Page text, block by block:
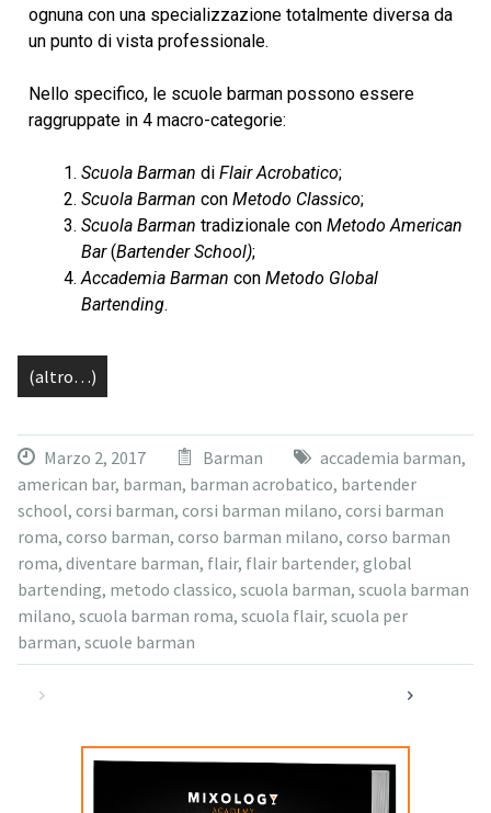
ognuna con una specializzazione totalmente diversa da
un punto di vista professionale.
Nello specifico, le scuole barman possono essere
raggruppate in 4 macro-categorie:
Scuola Barman di Flair Acrobatico;
Scuola Barman con Metodo Classico;
Scuola Barman tradizionale con Metodo American
Bar(Bartender School);
Accademia Barman conMetodo Global
Bartending.
(altro…)
Marzo 2, 2017 Barman accademia barman,
american bar, barman, barman acrobatico, bartender
school, corsi barman, corsi barman milano, corsi barman
roma, corso barman, corso barman milano, corso barman
roma, diventare barman, flair, flair bartender, global
bartending, metodo classico, scuola barman, scuola barman
milano, scuola barman roma, scuola flair, scuola per
barman, scuole barman